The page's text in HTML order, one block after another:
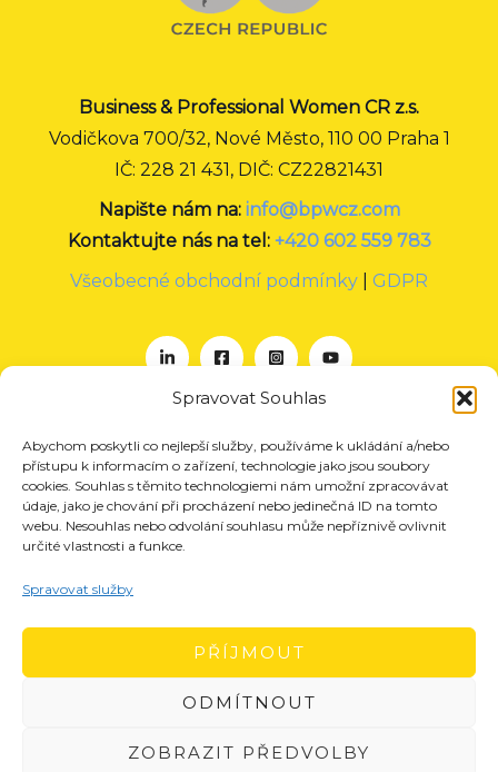
Spravovat Souhlas
Abychom poskytli co nejlepší služby, používáme k ukládání a/nebo
přístupu k informacím o zařízení, technologie jako jsou soubory
cookies. Souhlas s těmito technologiemi nám umožní zpracovávat
údaje, jako je chování při procházení nebo jedinečná ID na tomto
webu. Nesouhlas nebo odvolání souhlasu může nepříznivě ovlivnit
určité vlastnosti a funkce.
Spravovat služby
PŘÍJMOUT
ODMÍTNOUT
ZOBRAZIT PŘEDVOLBY
Business & Professional Women CR z.s.
Vodičkova 700/32, Nové Město, 110 00 Praha 1
IČ: 228 21 431, DIČ: CZ22821431
Napište nám na: info@bpwcz.com
Kontaktujte nás na tel: +420 602 559 783
Všeobecné obchodní podmínky
GDPR
O nás
Projekty
Členství
Kontakt